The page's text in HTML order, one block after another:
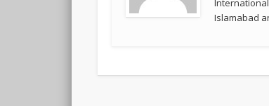
Islamabad